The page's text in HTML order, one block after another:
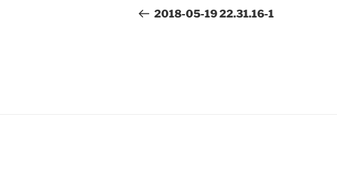
inlägg
2018-05-19 22.31.16-1